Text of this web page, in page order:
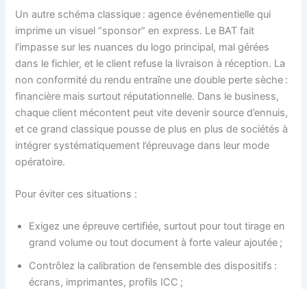
Un autre schéma classique : agence événementielle qui
imprime un visuel “sponsor” en express. Le BAT fait
l’impasse sur les nuances du logo principal, mal gérées
dans le fichier, et le client refuse la livraison à réception. La
non conformité du rendu entraîne une double perte sèche :
financière mais surtout réputationnelle. Dans le business,
chaque client mécontent peut vite devenir source d’ennuis,
et ce grand classique pousse de plus en plus de sociétés à
intégrer systématiquement l’épreuvage dans leur mode
opératoire.
Pour éviter ces situations :
Exigez une épreuve certifiée, surtout pour tout tirage en
grand volume ou tout document à forte valeur ajoutée ;
Contrôlez la calibration de l’ensemble des dispositifs :
écrans, imprimantes, profils ICC ;